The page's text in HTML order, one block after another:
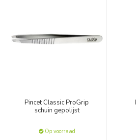
Pincet Classic ProGrip
schuin gepolijst
Op voorraad